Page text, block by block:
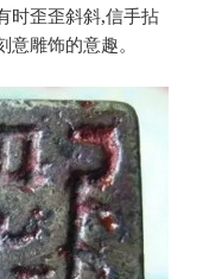
时歪歪斜斜,信手拈
雕饰的意趣。